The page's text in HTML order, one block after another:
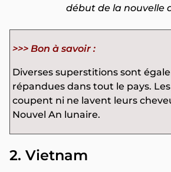
début de la nouvelle
>>> Bon à savoir :
Diverses superstitions sont
répandues dans tout le pays.
coupent ni ne lavent leurs
Nouvel An lunaire.
2. Vietnam